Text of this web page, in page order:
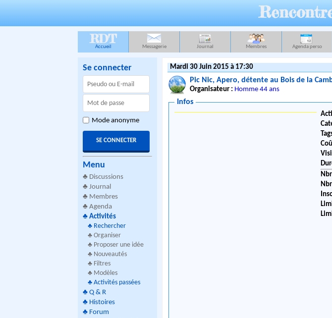
RDT
Accueil Messagerie Journal Membres Agenda perso
Se connecter
Mode anonyme
Menu
♣ Discussions
♣ Journal
♣ Membres
♣ Agenda
♣ Activités
♣ Rechercher
♣ Organiser
♣ Proposer une idée
♣ Nouveautés
♣ Filtres
♣ Modèles
♣ Activités passées
♣ Q & R
♣ Histoires
♣ Forum
Mardi 30 Juin 2015 à 17:30
Pic Nic, Apero, détente au Bois de la
Organisateur : Homme 44 ans
Infos